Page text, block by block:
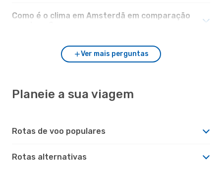
Como é o clima em Amsterdã em comparação
Ver mais perguntas
Planeie a sua viagem
Rotas de voo populares
Rotas alternativas